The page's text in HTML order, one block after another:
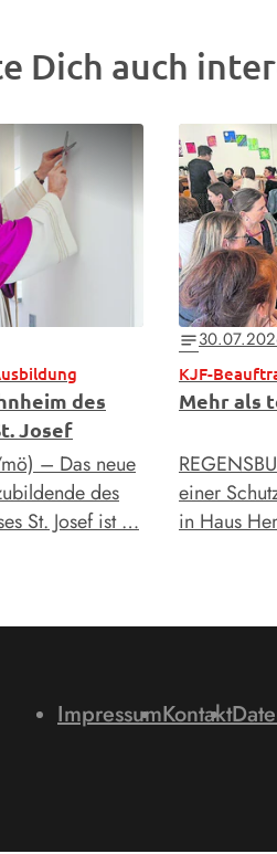
Dich auch
des
Josef
– Das neue
des
St. Josef ist …
notes
KJF-
Mehr als
einer
in Haus
ImpressumKontakt